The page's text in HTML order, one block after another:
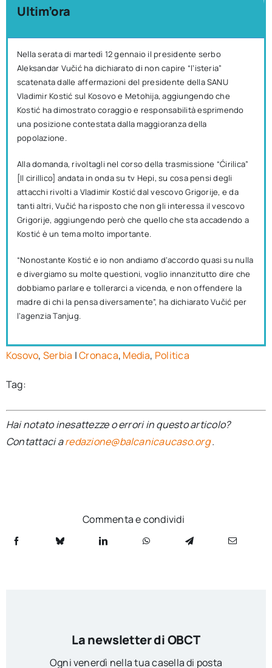
Ultim’ora
Nella serata di martedì 12 gennaio il presidente serbo
Aleksandar Vučić ha dichiarato di non capire “l’isteria”
scatenata dalle affermazioni del presidente della SANU
Vladimir Kostić sul Kosovo e Metohija, aggiungendo che
Kostić ha dimostrato coraggio e responsabilità esprimendo
una posizione contestata dalla maggioranza della
popolazione.
Alla domanda, rivoltagli nel corso della trasmissione “Ćirilica”
[Il cirillico] andata in onda su tv Hepi, su cosa pensi degli
attacchi rivolti a Vladimir Kostić dal vescovo Grigorije, e da
tanti altri, Vučić ha risposto che non gli interessa il vescovo
Grigorije, aggiungendo però che quello che sta accadendo a
Kostić è un tema molto importante.
“Nonostante Kostić e io non andiamo d’accordo quasi su nulla
e divergiamo su molte questioni, voglio innanzitutto dire che
dobbiamo parlare e tollerarci a vicenda, e non offendere la
madre di chi la pensa diversamente”, ha dichiarato Vučić per
l’agenzia Tanjug.
Kosovo, Serbia |Cronaca, Media, Politica
Tag:
Hai notato inesattezze o errori in questo articolo?
Contattaci aredazione@balcanicaucaso.org.
Commenta e condividi
La newsletter di OBCT
Ogni venerdì nella tua casella di posta